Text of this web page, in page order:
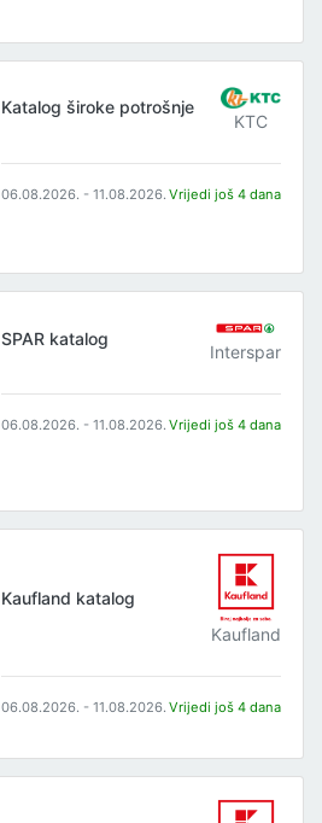
Katalog široke potrošnje
KTC
06.08.2026. - 11.08.2026. Vrijedi još 4 dana
SPAR katalog
Interspar
06.08.2026. - 11.08.2026. Vrijedi još 4 dana
Kaufland katalog
Kaufland
06.08.2026. - 11.08.2026. Vrijedi još 4 dana